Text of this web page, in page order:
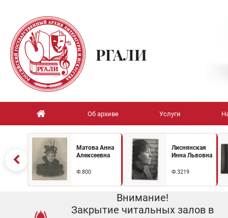
РГАЛИ
Об архиве Услуги
Матова Анна
Алексеевна
Ф.800
Лиснянская
Инна Львовна
Ф.3219
Внимание!
Закрытие читальных залов в